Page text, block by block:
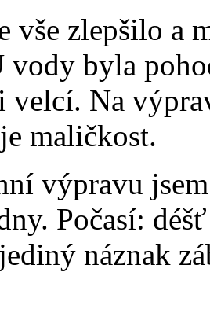
vše zlepšilo a
vody byla
velcí. Na
maličkost.
výpravu
Počasí:
náznak